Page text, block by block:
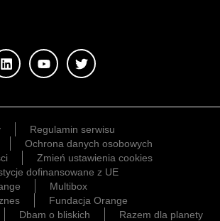
Regulamin serwisu
Ochrona danych osobowych
Zmień ustawienia cookies
dofinansowane z UE
Multibox
Fundacja Orange
Dbam o bliskich Razem dla planety